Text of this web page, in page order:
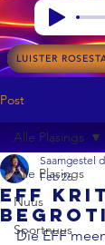
LUISTER
Post
Alle Plasings
Nuus
Sportnuus
Alle Plasings
EFF
Saamgestel
Feb 26
Die EFF